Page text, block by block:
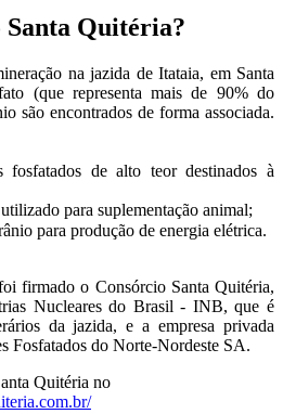
Santa Quitéria?
na jazida de Itataia, em Santa
(que representa mais de 90% do
são encontrados de forma associada.
fosfatados de alto teor destinados à
para suplementação animal;
para produção de energia elétrica.
firmado o Consórcio Santa Quitéria,
Nucleares do Brasil - INB, que é
da jazida, e a empresa privada
Fosfatados do Norte-Nordeste SA.
Quitéria no